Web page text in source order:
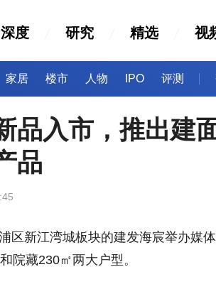
深度 研究 精选 视
家居 楼市 人物 IPO 评测
品入市，推出建
品
区新江湾城板块的建发海宸举办媒
院藏230㎡两大户型。